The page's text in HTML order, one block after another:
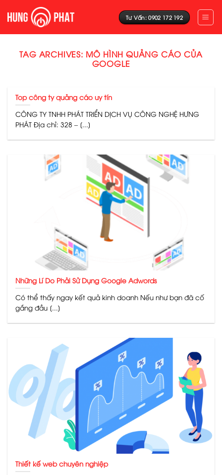
Tư Vấn: 0902 172 192
TAG ARCHIVES: MÔ HÌNH QUẢNG CÁO CỦA
GOOGLE
Top công ty quảng cáo uy tín
CÔNG TY TNHH PHÁT TRIỂN DỊCH VỤ CÔNG NGHỆ HƯNG
PHÁT Địa chỉ: 328 – [...]
Những Lí Do Phải Sử Dụng Google Adwords
Có thể thấy ngay kết quả kinh doanh Nếu như bạn đã cố
gắng đầu [...]
Thiết kế web chuyên nghiệp